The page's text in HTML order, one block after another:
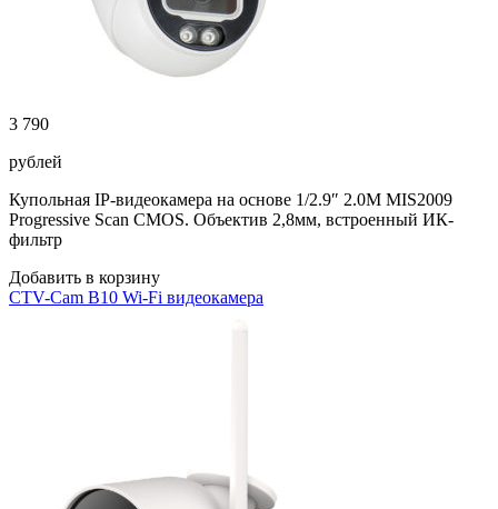
3 790
рублей
Купольная IP-видеокамера на основе 1/2.9″ 2.0M MIS2009
Progressive Scan CMOS. Объектив 2,8мм, встроенный ИК-
фильтр
Добавить в корзину
CTV-Cam B10 Wi-Fi видеокамера